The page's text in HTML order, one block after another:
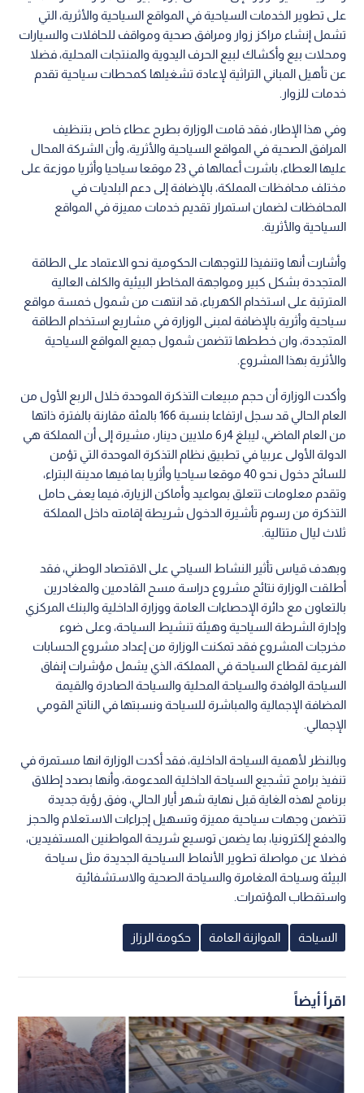
على تطوير الخدمات السياحية في المواقع السياحية والأثرية، التي
تشمل إنشاء مراكز زوار ومرافق صحية ومواقف للحافلات والسيارات
ومحلات بيع وأكشاك لبيع الحرف اليدوية والمنتجات المحلية، فضلا
عن تأهيل المباني التراثية لإعادة تشغيلها كمحطات سياحية تقدم
خدمات للزوار.
وفي هذا الإطار، فقد قامت الوزارة بطرح عطاء خاص بتنظيف
المرافق الصحية في المواقع السياحية والأثرية، وأن الشركة المحال
عليها العطاء، باشرت أعمالها في 23 موقعا سياحيا وأثريا موزعة على
مختلف محافظات المملكة، بالإضافة إلى دعم البلديات في
المحافظات لضمان استمرار تقديم خدمات مميزة في المواقع
السياحية والأثرية.
وأشارت أنها وتنفيذا للتوجهات الحكومية نحو الاعتماد على الطاقة
المتجددة بشكل كبير ومواجهة المخاطر البيئية والكلف العالية
المترتبة على استخدام الكهرباء، قد انتهت من شمول خمسة مواقع
سياحية وأثرية بالإضافة لمبنى الوزارة في مشاريع استخدام الطاقة
المتجددة، وان خططها تتضمن شمول جميع المواقع السياحية
والأثرية بهذا المشروع.
وأكدت الوزارة أن حجم مبيعات التذكرة الموحدة خلال الربع الأول من
العام الحالي قد سجل ارتفاعا بنسبة 166 بالمئة مقارنة بالفترة ذاتها
من العام الماضي، ليبلغ 4ر6 ملايين دينار، مشيرة إلى أن المملكة هي
الدولة الأولى عربيا في تطبيق نظام التذكرة الموحدة التي تؤمن
للسائح دخول نحو 40 موقعا سياحيا وأثريا بما فيها مدينة البتراء،
وتقدم معلومات تتعلق بمواعيد وأماكن الزيارة، فيما يعفى حامل
التذكرة من رسوم تأشيرة الدخول شريطة إقامته داخل المملكة
ثلاث ليال متتالية.
وبهدف قياس تأثير النشاط السياحي على الاقتصاد الوطني، فقد
أطلقت الوزارة نتائج مشروع دراسة مسح القادمين والمغادرين
بالتعاون مع دائرة الإحصاءات العامة ووزارة الداخلية والبنك المركزي
وإدارة الشرطة السياحية وهيئة تنشيط السياحة، وعلى ضوء
مخرجات المشروع فقد تمكنت الوزارة من إعداد مشروع الحسابات
الفرعية لقطاع السياحة في المملكة، الذي يشمل مؤشرات إنفاق
السياحة الوافدة والسياحة المحلية والسياحة الصادرة والقيمة
المضافة الإجمالية والمباشرة للسياحة ونسبتها في الناتج القومي
الإجمالي.
وبالنظر لأهمية السياحة الداخلية، فقد أكدت الوزارة انها مستمرة في
تنفيذ برامج تشجيع السياحة الداخلية المدعومة، وأنها بصدد إطلاق
برنامج لهذه الغاية قبل نهاية شهر أيار الحالي، وفق رؤية جديدة
تتضمن وجهات سياحية مميزة وتسهيل إجراءات الاستعلام والحجز
والدفع إلكترونيا، بما يضمن توسيع شريحة المواطنين المستفيدين،
فضلا عن مواصلة تطوير الأنماط السياحية الجديدة مثل سياحة
البيئة وسياحة المغامرة والسياحة الصحية والاستشفائية
واستقطاب المؤتمرات.
السياحة الموازنة العامة حكومة الرزاز
اقرأ أيضاً